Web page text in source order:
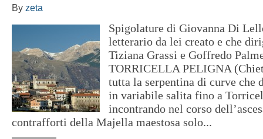
By zeta
Spigolature di Giovanna Di
letterario da lei creato e che
Tiziana Grassi e Goffredo
TORRICELLA PELIGNA
tutta la serpentina di curve che
in variabile salita fino a
incontrando nel corso
contrafforti della Majella maestosa solo...